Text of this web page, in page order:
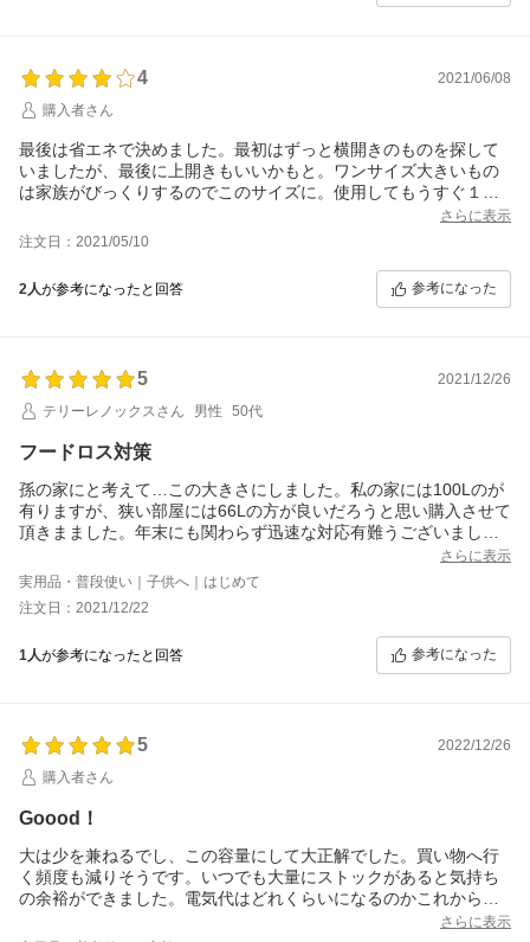
4
2021/06/08
購入者さん
最後は省エネで決めました。最初はずっと横開きのものを探して
いましたが、最後に上開きもいいかもと。ワンサイズ大きいもの
は家族がびっくりするのでこのサイズに。使用してもうすぐ１か
月がたちます。音は静かです。内側に霜はついてきましたが、や
はりこればかりはそうじが面倒そう。少なくとも５年くらい問題
なのか結局最後までわかりませんでした。でも配送業者のお兄さ
んはとても親切でした。
さらに表示
注文日：2021/05/10
2人が参考になったと回答 参考になった
5
2021/12/26
テリーレノックスさん
男性 50代
フードロス対策
孫の家にと考えて…この大きさにしました。私の家には100Lのが
有りますが、狭い部屋には66Lの方が良いだろうと思い購入させて
頂きまました。年末にも関わらず迅速な対応有難うございまし
さらに表示
実用品・普段使い｜子供へ｜はじめて
注文日：2021/12/22
1人が参考になったと回答 参考になった
5
2022/12/26
購入者さん
Goood！
大は少を兼ねるでし、この容量にして大正解でした。買い物へ行
く頻度も減りそうです。いつでも大量にストックがあると気持ち
の余裕ができました。電気代はどれくらいになるのかこれからわ
かるとは思いますが直冷式なので効率良さそうですし音も静かで
さらに表示